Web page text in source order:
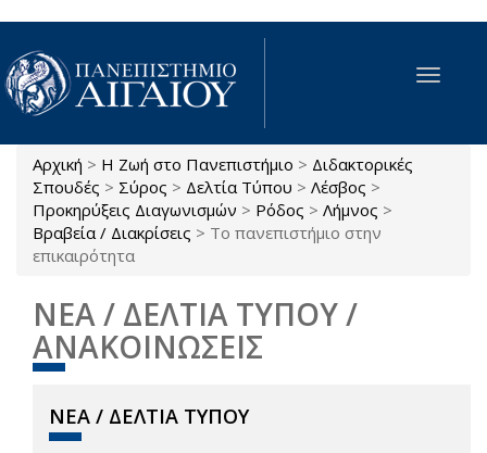
Παράκαμψη προς το κυρίως περιεχόμενο
Toggle
Είστε εδώ
Αρχική > Η Ζωή στο Πανεπιστήμιο > Διδακτορικές
Σπουδές > Σύρος > Δελτία Τύπου > Λέσβος >
Προκηρύξεις Διαγωνισμών > Ρόδος > Λήμνος >
Βραβεία / Διακρίσεις > Το πανεπιστήμιο στην
επικαιρότητα
ΝΕΑ / ΔΕΛΤΙΑ ΤΥΠΟΥ /
ΑΝΑΚΟΙΝΩΣΕΙΣ
ΝΕΑ / ΔΕΛΤΙΑ ΤΥΠΟΥ